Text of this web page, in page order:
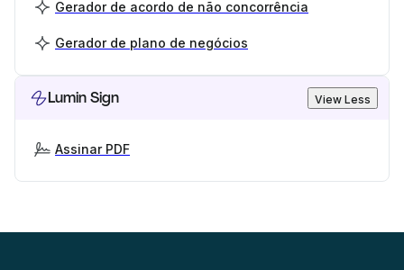
Gerador de acordo de não concorrência
Gerador de plano de negócios
Lumin Sign View Less
Assinar PDF